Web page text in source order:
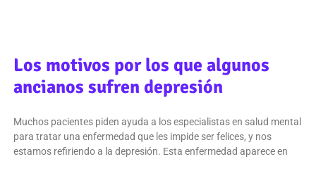
Los motivos por los que algunos
ancianos sufren depresión
Muchos pacientes piden ayuda a los especialistas en salud mental
para tratar una enfermedad que les impide ser felices, y nos
estamos refiriendo a la depresión. Esta enfermedad aparece en